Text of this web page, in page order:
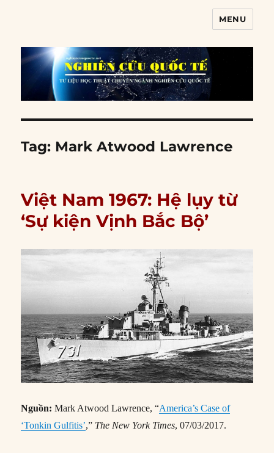
MENU
Tag: Mark Atwood Lawrence
Việt Nam 1967: Hệ lụy từ
‘Sự kiện Vịnh Bắc Bộ’
Nguồn: Mark Atwood Lawrence, “America’s Case of
‘Tonkin Gulfitis’,” The New York Times, 07/03/2017.